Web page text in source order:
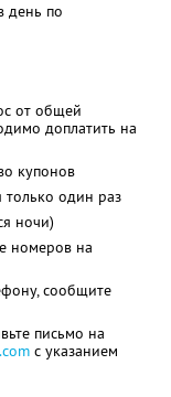
день по
от общей
доплатить на
купонов
один раз
ночи)
номеров на
сообщите
письмо на
с указанием